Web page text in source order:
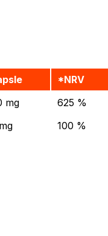
*NRV
mg
625 %
100 %